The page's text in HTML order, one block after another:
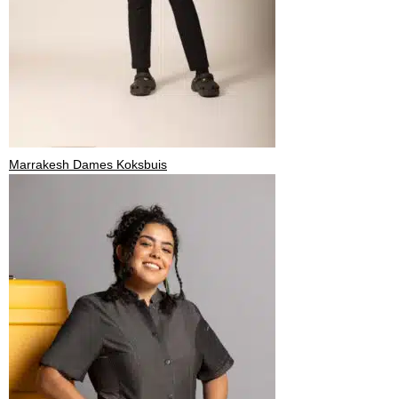
Marrakesh Dames Koksbuis